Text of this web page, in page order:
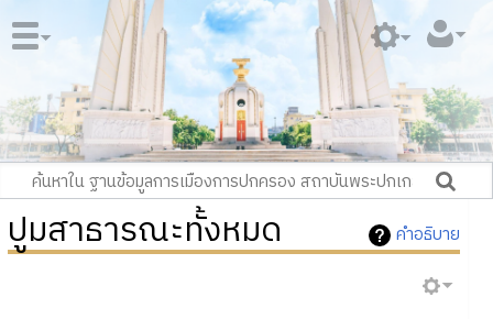
คำอธิบาย
ปูมสาธารณะทั้งหมด